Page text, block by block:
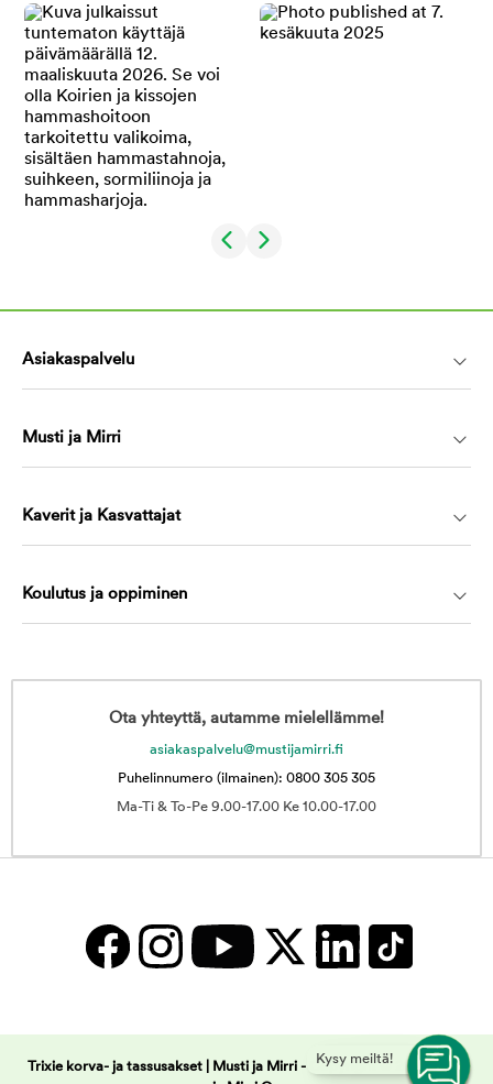
Kysy meiltä!
Asiakaspalvelu
Musti ja Mirri
Kaverit ja Kasvattajat
Koulutus ja oppiminen
Ota yhteyttä, autamme mielellämme!
asiakaspalvelu@mustijamirri.fi
Puhelinnumero (ilmainen): 0800 305 305
Ma-Ti & To-Pe 9.00-17.00 Ke 10.00-17.00
Trixie korva- ja tassusakset | Musti ja Mirri -
Copyright © 2025 Musti